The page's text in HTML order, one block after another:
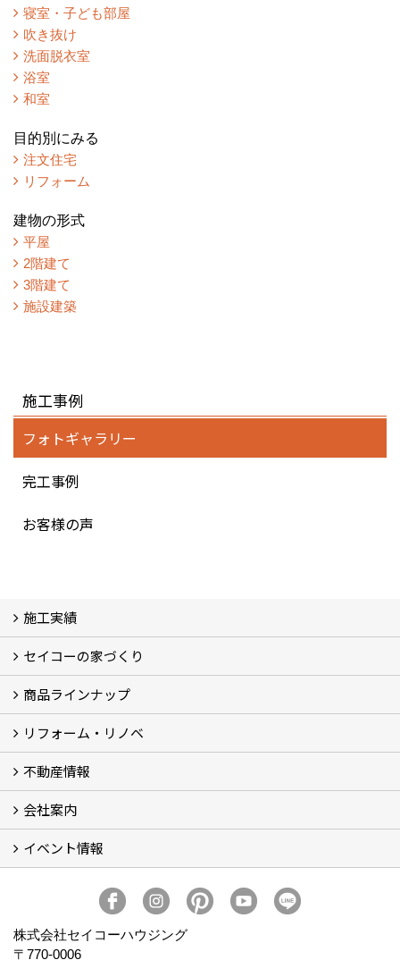
寝室・子ども部屋
吹き抜け
洗面脱衣室
浴室
和室
目的別にみる
注文住宅
リフォーム
建物の形式
平屋
2階建て
3階建て
施設建築
施工事例
フォトギャラリー
完工事例
お客様の声
施工実績
フォトギャラリー
完工事例
お客様の声
セイコーの家づくり
家づくりコンセプト (2)
家づくりの特徴 (16)
□高性能住宅 (4)
□OMソーラーハウス (5)
□55歳からの家づくり
□わざわ座
□快適性 (4)
□光熱費 (3)
家づくりコラム
メンテナンス
商品ラインナップ
モデルハウス「Vita -ヴィータ-」
リノベーション モデルハウス「Crear -クレア-」
平屋の家
建築家とつくる家 (10)
リフォーム・リノベ
セイコーのリフォーム・リノベ
もっと知りたい、セイコーのリフォーム・リノベ
不動産情報
田宮・矢三の不動産ならセイコーハウジング
土地・中古住宅情報
賃貸情報
実家相続
ECOTOWN西矢三第3期・第4期分譲中
会社案内
会社概要
アクセス
スタッフ紹介
家づくりコラム
消費者志向自主宣言
ZEHビルダー2025年度実績報告書
SDGs宣言
リクルート
プライバシーポリシー
ご紹介キャンペーン
イベント情報
イベント予告
イベント報告
株式会社セイコーハウジング
〒770-0006